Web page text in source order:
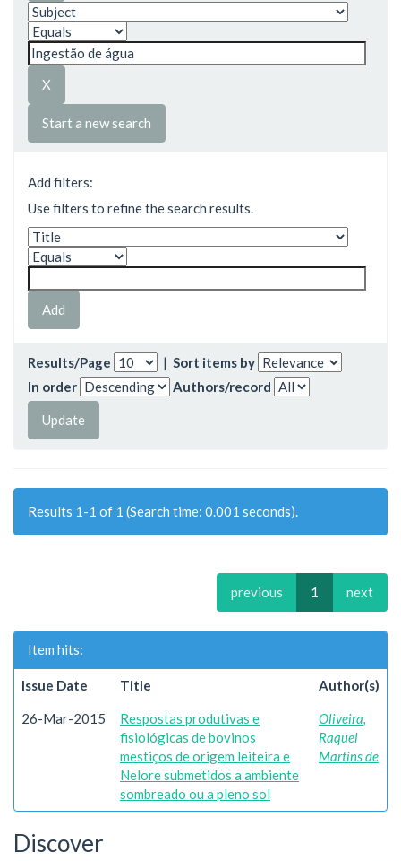
Start a new search
Add filters:
Use filters to refine the search results.
Results/Page | Sort items by
In order
Authors/record
Results 1-1 of 1 (Search time: 0.001 seconds).
previous 1 next
Item hits:
Issue Date Title Author(s)
26-Mar-2015
Respostas produtivas e
fisiológicas de bovinos
mestiços de origem leiteira e
Nelore submetidos a ambiente
sombreado ou a pleno sol
Oliveira,
Raquel
Martins de
Discover